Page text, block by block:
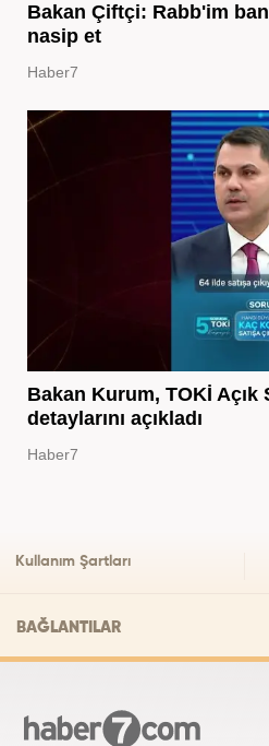
Bakan Çiftçi: Rabb'im
nasip et
Haber7
Bakan Kurum, TOKİ Açık
detaylarını açıkladı
Haber7
Kullanım Şartları
BAĞLANTILAR